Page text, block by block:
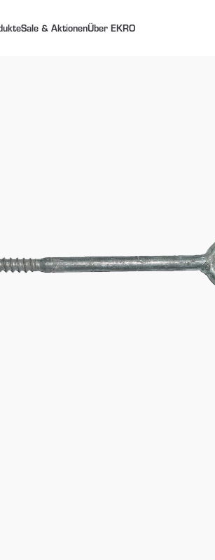
Sale & AktionenÜber EKRO